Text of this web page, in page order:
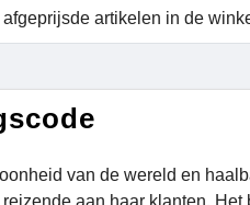
afgeprijsde artikelen in de
van de wereld en
aan haar klanten.